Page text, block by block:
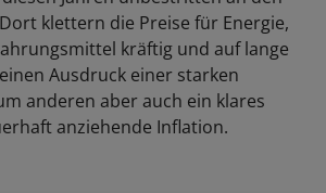
klettern die Preise für Energie,
kräftig und auf lange
Ausdruck einer starken
anderen aber auch ein klares
anziehende Inflation.